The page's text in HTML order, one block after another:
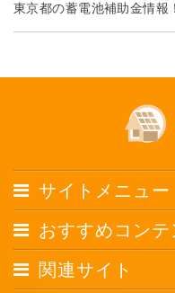
東京都の蓄電池補助金情報
サイトメニュー
おすすめコンテ
関連サイト